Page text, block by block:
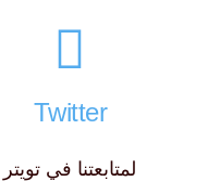
Twitter
لمتابعتنا في تويتر